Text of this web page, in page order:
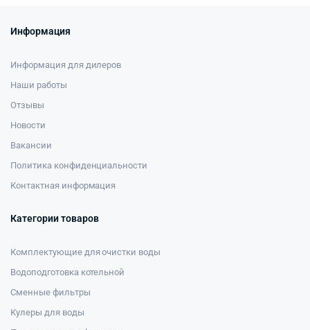
Информация
Информация для дилеров
Наши работы
Отзывы
Новости
Вакансии
Политика конфиденциальности
Контактная информация
Категории товаров
Комплектующие для очистки воды
Водоподготовка котельной
Сменные фильтры
Кулеры для воды